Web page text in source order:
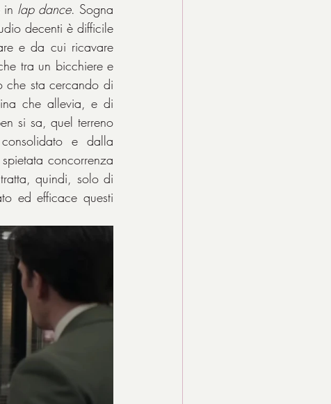
in lap dance. Sogna
decenti è difficile
e da cui ricavare
tra un bicchiere e
che sta cercando di
che allevia, e di
si sa, quel terreno
e dalla
concorrenza
quindi, solo di
ed efficace questi